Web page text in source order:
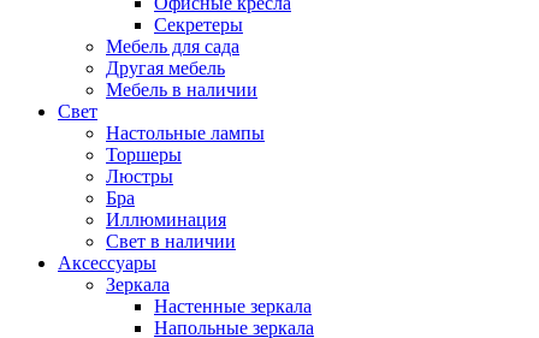
Секретеры
Мебель для сада
Другая мебель
Мебель в наличии
Свет
Настольные лампы
Торшеры
Люстры
Бра
Иллюминация
Свет в наличии
Аксессуары
Зеркала
Настенные зеркала
Напольные зеркала